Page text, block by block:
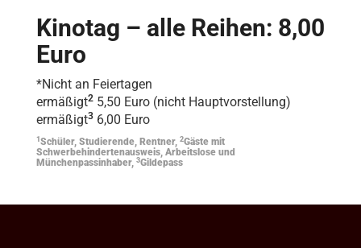
Kinotag – alle Reihen: 8,00
Euro
*Nicht an Feiertagen
ermäßigt2 5,50 Euro (nicht Hauptvorstellung)
ermäßigt3 6,00 Euro
1 Schüler, Studierende, Rentner, 2Gäste mit
Schwerbehindertenausweis, Arbeitslose und
Münchenpassinhaber, 3Gildepass